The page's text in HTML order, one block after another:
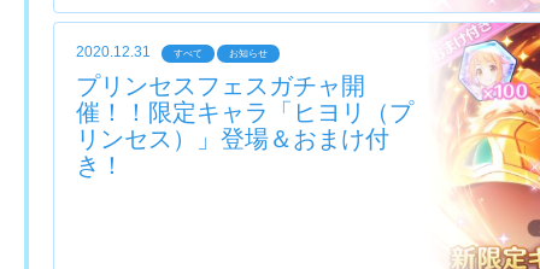
2020.12.31 すべて お知らせ
プリンセスフェスガチャ開
催！！限定キャラ「ヒヨリ（プ
リンセス）」登場＆おまけ付
き！